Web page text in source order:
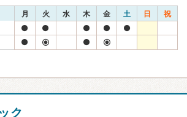
月 火 水 木 金 土 日 祝
ク